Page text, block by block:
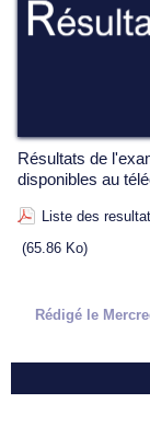
Résultats de l'examen d'Animateur Fédéral BABY GYM
disponibles au
Liste des
(65.86 Ko)
Rédigé le